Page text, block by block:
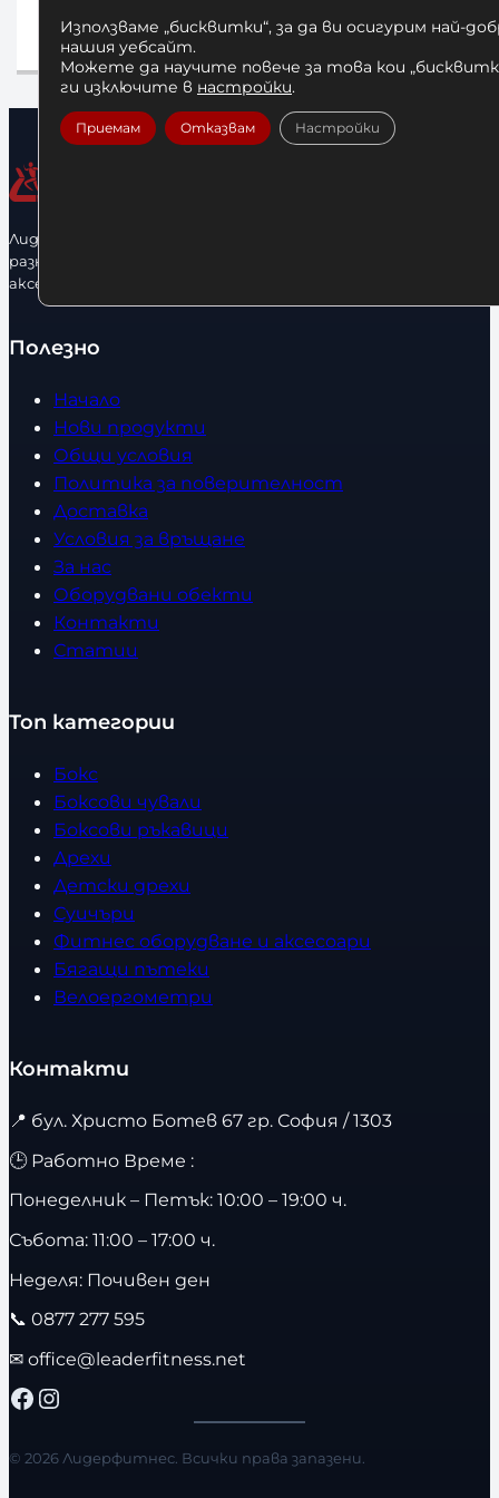
Добавяне в количката
Добавяне в
Лидерфитнес е водещ вносител и представител на голямо
разнообразие от бойна екипировка, фитнес уреди и
аксесоари.
Полезно
Начало
Нови продукти
Общи условия
Политика за поверителност
Доставка
Условия за връщане
За нас
Оборудвани обекти
Контакти
Статии
Топ категории
Бокс
Боксови чували
Боксови ръкавици
Дрехи
Детски дрехи
Суичъри
Фитнес оборудване и аксесоари
Бягащи пътеки
Велоергометри
Контакти
📍 бул. Христо Ботев 67 гр. София / 1303
🕒 Работно Време :
Понеделник – Петък: 10:00 – 19:00 ч.
Събота: 11:00 – 17:00 ч.
Неделя: Почивен ден
📞 0877 277 595
✉ office@leaderfitness.net
Facebook Instagram
© 2026 Лидерфитнес. Всички права запазени.
Използваме „бисквитки“, за да ви осигурим най-
нашия уебсайт.
Можете да научите повече за това кои
ги изключите в настройки.
Приемам Отказвам Настройки